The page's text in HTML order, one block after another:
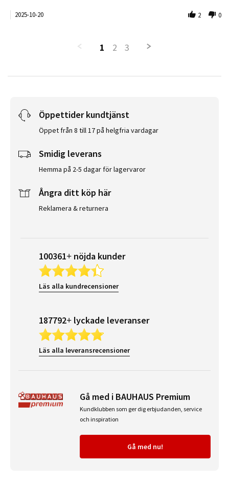
2025-10-20 2 0
1 2 3
Öppettider kundtjänst
Öppet från 8 till 17 på helgfria vardagar
Smidig leverans
Hemma på 2-5 dagar för lagervaror
Ångra ditt köp här
Reklamera & returnera
100361+ nöjda kunder
Läs alla kundrecensioner
187792+ lyckade leveranser
Läs alla leveransrecensioner
Gå med i BAUHAUS Premium
Kundklubben som ger dig erbjudanden, service
och inspiration
Gå med nu!